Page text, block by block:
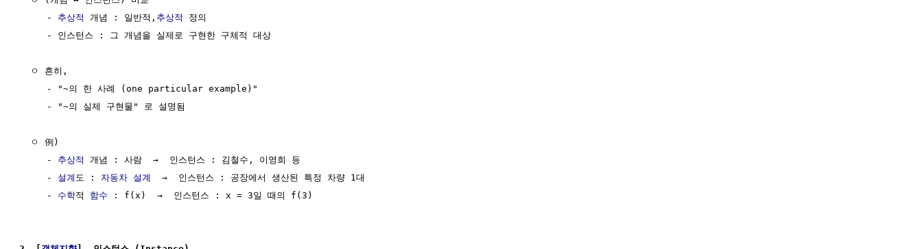
     -
추상적 개념 : 일반적, 추상적
정의
     - 인스턴스 : 그 개념을 실제로 구현한 구체적 대상
  ㅇ 흔히,
     - "~의 한 사례 (one particular example)"
     - "~의 실제 구현물" 로 설명됨
  ㅇ 例)
     -
추상적
개념 : 사람  →  인스턴스 : 김철수, 이영희 등
     -
설계 도 : 자동차 설계
  →  인스턴스 : 공장에서 생산된 특정 차량 1대
     -
수학적 함수 : f(x)  →  인스턴스 : x = 3일 때의 f(3)